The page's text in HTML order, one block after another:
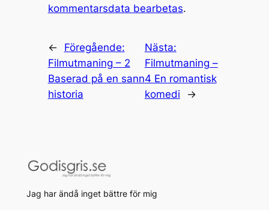
kommentarsdata bearbetas.
←
Föregående:
Filmutmaning – 2
Baserad på en sann
historia
Nästa:
Filmutmaning –
4 En romantisk
komedi
→
Jag har ändå inget bättre för mig